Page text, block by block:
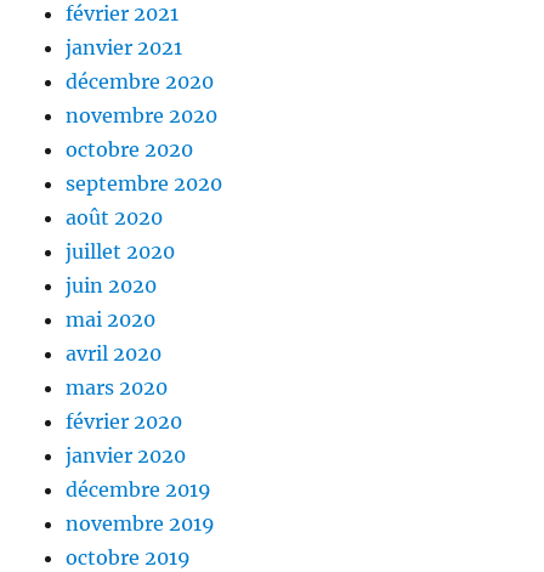
février 2021
janvier 2021
décembre 2020
novembre 2020
octobre 2020
septembre 2020
août 2020
juillet 2020
juin 2020
mai 2020
avril 2020
mars 2020
février 2020
janvier 2020
décembre 2019
novembre 2019
octobre 2019